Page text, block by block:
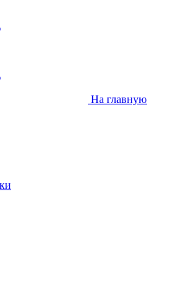
На главную